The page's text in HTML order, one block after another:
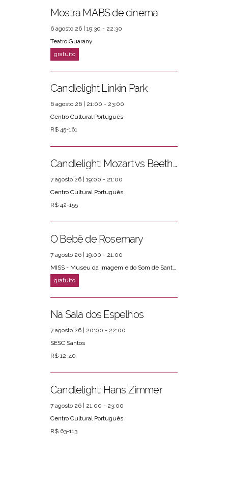
PRÓXIMOS EVENTOS
Mostra MABS de cinema
6 agosto 26 | 19:30 - 22:30
Teatro Guarany
Candlelight Linkin Park
6 agosto 26 | 21:00 - 23:00
Centro Cultural Português
R$ 45-161
Candlelight: Mozart vs Beethoven
7 agosto 26 | 19:00 - 21:00
Centro Cultural Português
R$ 42-155
O Bebê de Rosemary
7 agosto 26 | 19:00 - 21:00
MISS - Museu da Imagem e do Som de Santos
Na Sala dos Espelhos
7 agosto 26 | 20:00 - 22:00
SESC Santos
R$ 12-40
Candlelight: Hans Zimmer
7 agosto 26 | 21:00 - 23:00
Centro Cultural Português
R$ 63-113